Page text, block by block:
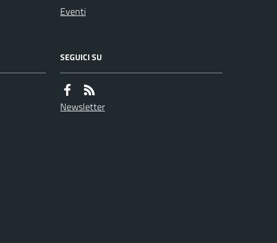
Eventi
SEGUICI SU
Newsletter